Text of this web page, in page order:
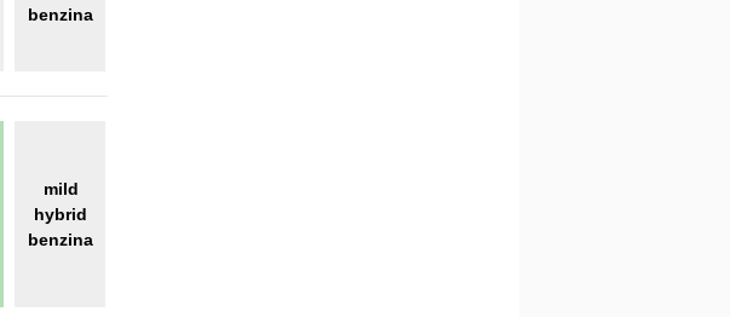
benzina
mild
hybrid
benzina